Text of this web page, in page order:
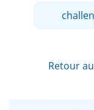
Retour